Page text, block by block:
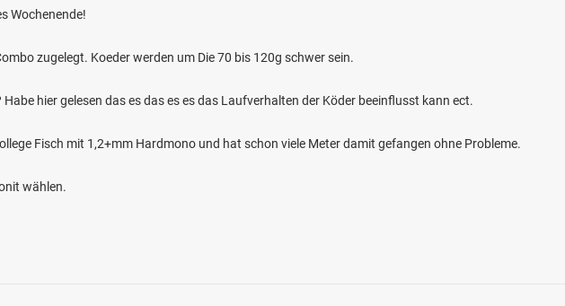
Wochenende!
zugelegt. Koeder werden um Die 70 bis 120g schwer sein.
hier gelesen das es das es es das Laufverhalten der Köder beeinflusst kann ect.
Fisch mit 1,2+mm Hardmono und hat schon viele Meter damit gefangen ohne Probleme.
wählen.